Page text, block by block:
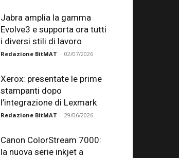
Jabra amplia la gamma
Evolve3 e supporta ora tutti
i diversi stili di lavoro
Redazione BitMAT - 02/07/2026
Xerox: presentate le prime
stampanti dopo
l’integrazione di Lexmark
Redazione BitMAT - 29/06/2026
Canon ColorStream 7000:
la nuova serie inkjet a